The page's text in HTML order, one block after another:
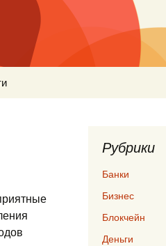
Рубрики
Банки
Бизнес
Блокчейн
Деньги